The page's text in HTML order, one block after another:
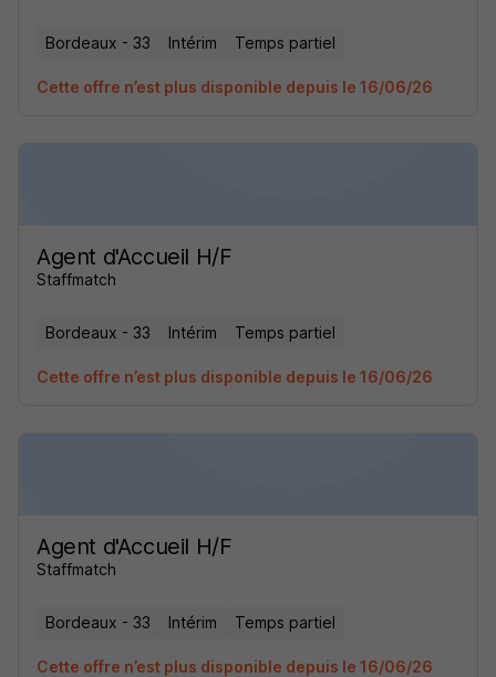
Bordeaux - 33 Intérim Temps partiel
Cette offre n’est plus disponible depuis le 16/06/26
Agent d'Accueil H/F
Staffmatch
Bordeaux - 33 Intérim Temps partiel
Cette offre n’est plus disponible depuis le 16/06/26
Agent d'Accueil H/F
Staffmatch
Bordeaux - 33 Intérim Temps partiel
Cette offre n’est plus disponible depuis le 16/06/26